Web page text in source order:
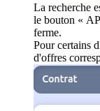
La recherche
le bouton «
ferme.
Pour certains
d'offres